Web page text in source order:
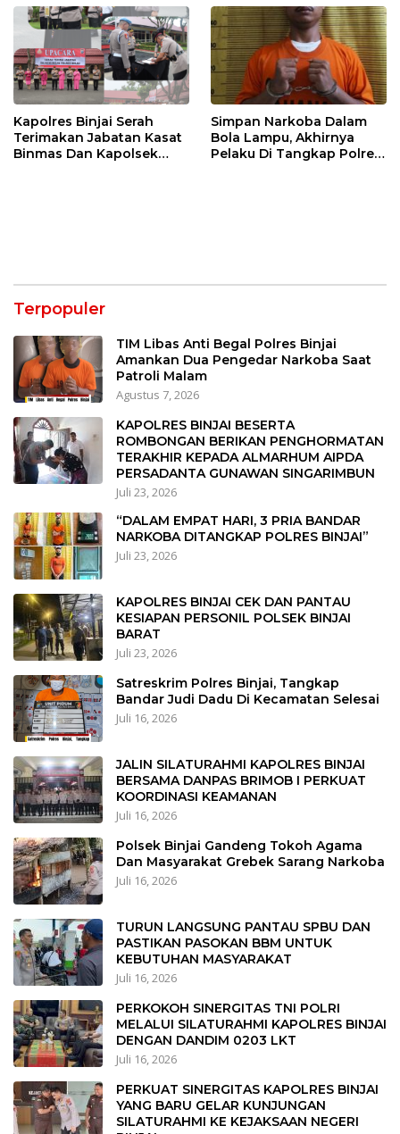
Kapolres Binjai Serah
Terimakan Jabatan Kasat
Binmas Dan Kapolsek
Simpan Narkoba Dalam
Bola Lampu, Akhirnya
Pelaku Di Tangkap Polres
Terpopuler
TIM Libas Anti Begal Polres Binjai
Amankan Dua Pengedar Narkoba Saat
Patroli Malam
Agustus 7, 2026
KAPOLRES BINJAI BESERTA
ROMBONGAN BERIKAN PENGHORMATAN
TERAKHIR KEPADA ALMARHUM AIPDA
PERSADANTA GUNAWAN SINGARIMBUN
Juli 23, 2026
“DALAM EMPAT HARI, 3 PRIA BANDAR
NARKOBA DITANGKAP POLRES BINJAI”
Juli 23, 2026
KAPOLRES BINJAI CEK DAN PANTAU
KESIAPAN PERSONIL POLSEK BINJAI
BARAT
Juli 23, 2026
Satreskrim Polres Binjai, Tangkap
Bandar Judi Dadu Di Kecamatan Selesai
Juli 16, 2026
JALIN SILATURAHMI KAPOLRES BINJAI
BERSAMA DANPAS BRIMOB I PERKUAT
KOORDINASI KEAMANAN
Juli 16, 2026
Polsek Binjai Gandeng Tokoh Agama
Dan Masyarakat Grebek Sarang Narkoba
Juli 16, 2026
TURUN LANGSUNG PANTAU SPBU DAN
PASTIKAN PASOKAN BBM UNTUK
KEBUTUHAN MASYARAKAT
Juli 16, 2026
PERKOKOH SINERGITAS TNI POLRI
MELALUI SILATURAHMI KAPOLRES BINJAI
DENGAN DANDIM 0203 LKT
Juli 16, 2026
PERKUAT SINERGITAS KAPOLRES BINJAI
YANG BARU GELAR KUNJUNGAN
SILATURAHMI KE KEJAKSAAN NEGERI